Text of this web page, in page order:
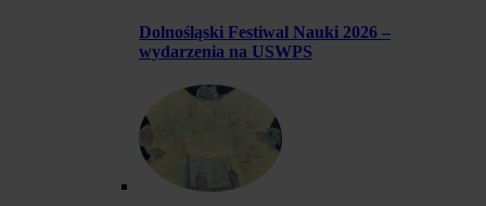
Dolnośląski Festiwal Nauki 2026 –
wydarzenia na USWPS